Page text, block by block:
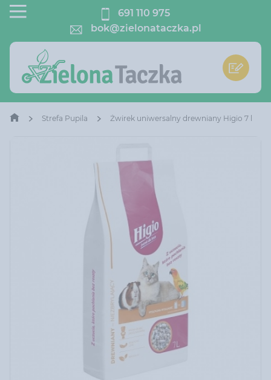
691 110 975
bok@zielonataczka.pl
Strefa Pupila Żwirek uniwersalny drewniany Higio 7 l